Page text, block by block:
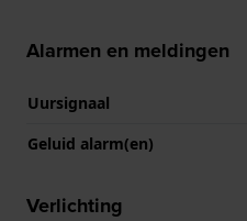
Alarmen en meldingen
Uursignaal
Geluid alarm(en)
Verlichting